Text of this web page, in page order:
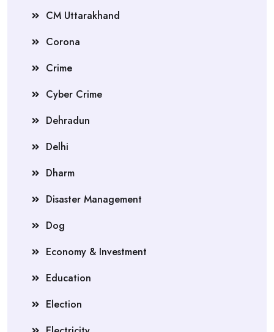
CM Uttarakhand
Corona
Crime
Cyber Crime
Dehradun
Delhi
Dharm
Disaster Management
Dog
Economy & Investment
Education
Election